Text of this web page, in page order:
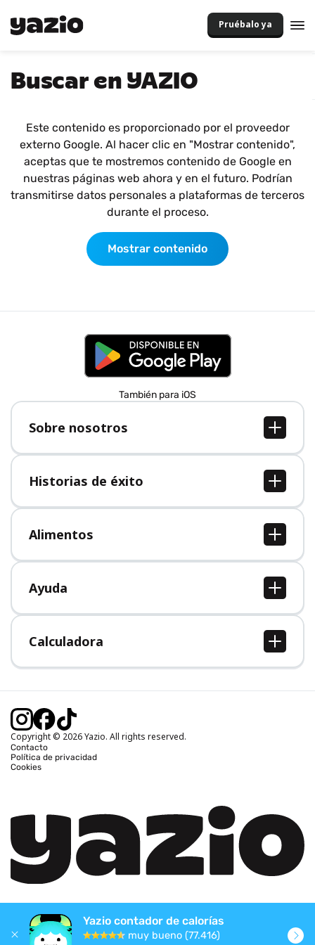
Pruébalo ya
Buscar en YAZIO
Este contenido es proporcionado por el proveedor
externo Google. Al hacer clic en "Mostrar contenido",
aceptas que te mostremos contenido de Google en
nuestras páginas web ahora y en el futuro. Podrían
transmitirse datos personales a plataformas de terceros
durante el proceso.
Mostrar contenido
También para iOS
Sobre nosotros
Sobre nosotros
Empleo
Prensa
Historias de éxito
Todas las historias de éxito
Alimentos
Todos los alimentos
Ayuda
Centro de ayuda
Calculadora
Calcular IMC
Calcular peso ideal
Calcular calorías quemadas
Copyright © 2026 Yazio. All rights reserved.
Contacto
Política de privacidad
Cookies
Yazio contador de calorías
muy bueno (77.416)